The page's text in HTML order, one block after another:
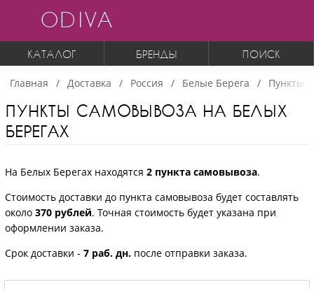
ODIVA
КАТАЛОГ БРЕНДЫ ПОИСК
Главная Доставка Россия Белые Берега Пункты
ПУНКТЫ САМОВЫВОЗА НА БЕЛЫХ
БЕРЕГАХ
На Белых Берегах находятся 2 пункта самовывоза.
Стоимость доставки до пункта самовывоза будет составлять
около 370 рублей. Точная стоимость будет указана при
оформлении заказа.
Срок доставки - 7 раб. дн. после отправки заказа.